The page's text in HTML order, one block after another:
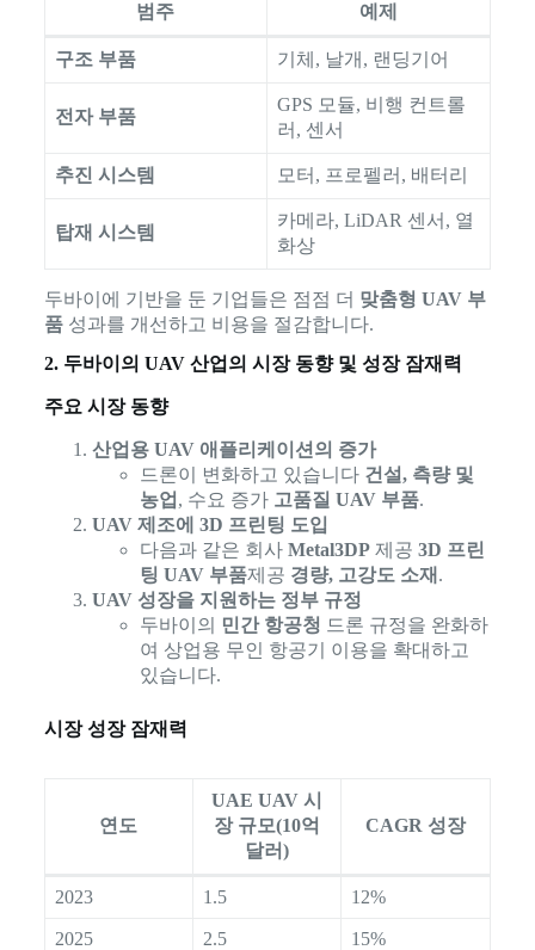
범주 예제
구조 부품 기체, 날개, 랜딩기어
전자 부품
GPS 모듈, 비행 컨트롤
러, 센서
추진 시스템 모터, 프로펠러, 배터리
탑재 시스템
카메라, LiDAR 센서, 열
화상
두바이에 기반을 둔 기업들은 점점 더 맞춤형 UAV 부
품성과를 개선하고 비용을 절감합니다.
2. 두바이의 UAV 산업의 시장 동향 및 성장 잠재력
주요 시장 동향
산업용 UAV 애플리케이션의 증가
드론이 변화하고 있습니다 건설, 측량 및
농업 , 수요 증가 고품질 UAV 부품.
UAV 제조에 3D 프린팅 도입
다음과 같은 회사 Metal3DP제공 3D 프린
팅 UAV 부품제공 경량, 고강도 소재 .
UAV 성장을 지원하는 정부 규정
두바이의 민간 항공청 드론 규정을 완화하
여 상업용 무인 항공기 이용을 확대하고
있습니다.
시장 성장 잠재력
연도
UAE UAV 시
장 규모(10억
달러)
CAGR 성장
2023 1.5 12%
2025 2.5 15%